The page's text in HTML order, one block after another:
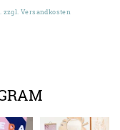
zzgl. Versandkosten